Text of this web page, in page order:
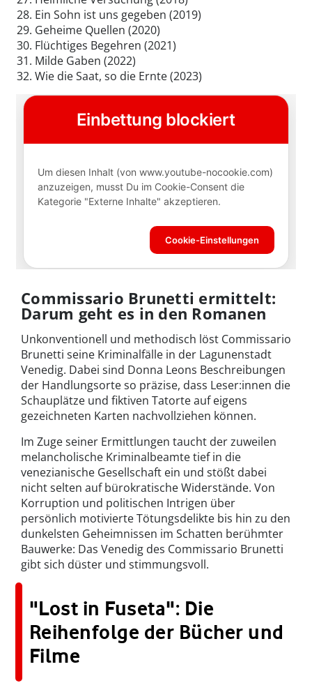
Ein Sohn ist uns gegeben (2019)
Geheime Quellen (2020)
Flüchtiges Begehren (2021)
Milde Gaben (2022)
Wie die Saat, so die Ernte (2023)
Commissario Brunetti ermittelt:
Darum geht es in den Romanen
Unkonventionell und methodisch löst Commissario
Brunetti seine Kriminalfälle in der Lagunenstadt
Venedig. Dabei sind Donna Leons Beschreibungen
der Handlungsorte so präzise, dass Leser:innen die
Schauplätze und fiktiven Tatorte auf eigens
gezeichneten Karten nachvollziehen können.
Im Zuge seiner Ermittlungen taucht der zuweilen
melancholische Kriminalbeamte tief in die
venezianische Gesellschaft ein und stößt dabei
nicht selten auf bürokratische Widerstände. Von
Korruption und politischen Intrigen über
persönlich motivierte Tötungsdelikte bis hin zu den
dunkelsten Geheimnissen im Schatten berühmter
Bauwerke: Das Venedig des Commissario Brunetti
gibt sich düster und stimmungsvoll.
"Lost in Fuseta": Die
Reihenfolge der Bücher und
Filme